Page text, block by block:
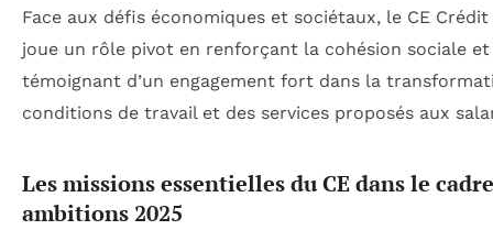
Face aux défis économiques et sociétaux, le CE
joue un rôle pivot en renforçant la cohésion sociale et
témoignant d’un engagement fort dans la
conditions de travail et des services proposés aux
Les missions essentielles du CE dans le
ambitions 2025